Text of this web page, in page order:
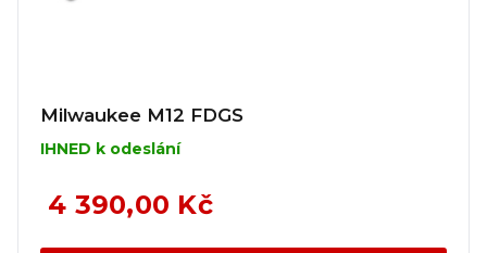
Milwaukee M12 FDGS
IHNED k odeslání
4 390,00 Kč